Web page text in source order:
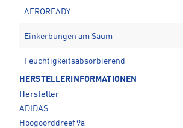
AEROREADY
Einkerbungen am Saum
Feuchtigkeitsabsorbierend
HERSTELLERINFORMATIONEN
Hersteller
ADIDAS
Hoogoorddreef 9a